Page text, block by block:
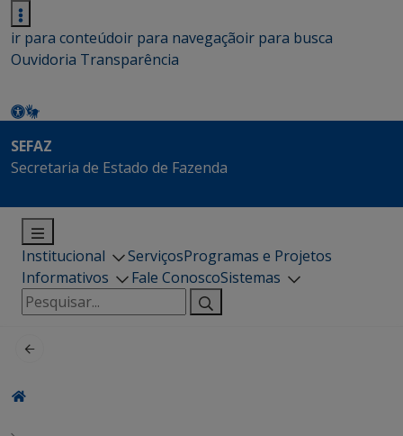
ir para conteúdoir para navegaçãoir para busca
Ouvidoria Transparência
SEFAZ
Secretaria de Estado de Fazenda
Institucional ServiçosProgramas e Projetos
Informativos
Fale ConoscoSistemas
Pesquisar
por: